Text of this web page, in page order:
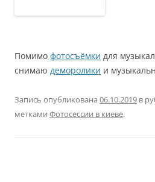
Помимо фотосъёмки для
снимаю деморолики и
Запись опубликована 06.10.2019 в
метками Фотосессии в киеве.